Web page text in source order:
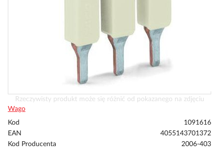
Przejdź
na
początek
Rzeczywisty produkt może się różnić od pokazanego na zdjęciu
Wago
Kod
1091616
EAN
4055143701372
Kod Producenta
2006-403